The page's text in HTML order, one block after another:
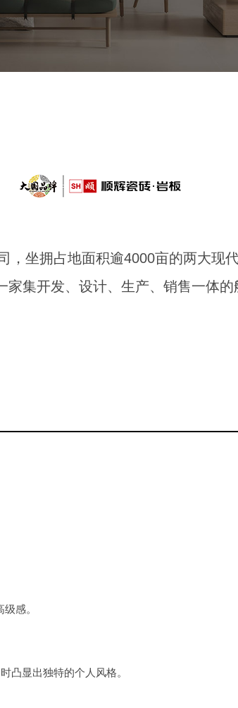
坐拥占地面积逾4000亩的两大现
家集开发、设计、生产、销售一体的
感。
凸显出独特的个人风格。